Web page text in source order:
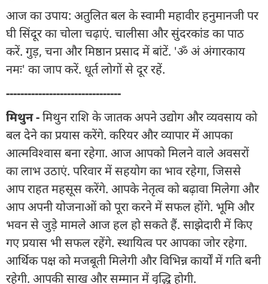
आज का उपाय: अतुलित बल के स्वामी महावीर हनुमानजी पर
घी सिंदूर का चोला चढ़ाएं. चालीसा और सुंदरकांड का पाठ
करें. गुड़, चना और मिष्ठान प्रसाद में बांटें. 'ॐ अं अंगारकाय
नमः' का जाप करें. धूर्त लोगों से दूर रहें.
--------------------------------
मिथुन -मिथुन राशि के जातक अपने उद्योग और व्यवसाय को
बल देने का प्रयास करेंगे. करियर और व्यापार में आपका
आत्मविश्वास बना रहेगा. आज आपको मिलने वाले अवसरों
का लाभ उठाएं. परिवार में सहयोग का भाव रहेगा, जिससे
आप राहत महसूस करेंगे. आपके नेतृत्व को बढ़ावा मिलेगा और
आप अपनी योजनाओं को पूरा करने में सफल होंगे. भूमि और
भवन से जुड़े मामले आज हल हो सकते हैं. साझेदारी में किए
गए प्रयास भी सफल रहेंगे. स्थायित्व पर आपका जोर रहेगा.
आर्थिक पक्ष को मजबूती मिलेगी और विभिन्न कार्यों में गति बनी
रहेगी. आपकी साख और सम्मान में वृद्धि होगी.